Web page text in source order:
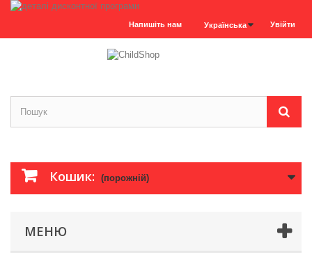
Увійти
Українська
Напишіть нам
Кошик: (порожній)
МЕНЮ